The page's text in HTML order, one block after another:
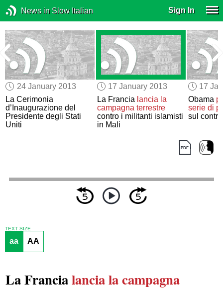
News in Slow Italian Sign In
24 January 2013
La Cerimonia
d’Inaugurazione del
Presidente degli Stati
Uniti
17 January 2013
La Francia lancia la
campagna terrestre
contro i militanti islamisti
in Mali
17
Obama
serie di
sul
TEXT SIZE
aa AA
La Francialancia la campagna